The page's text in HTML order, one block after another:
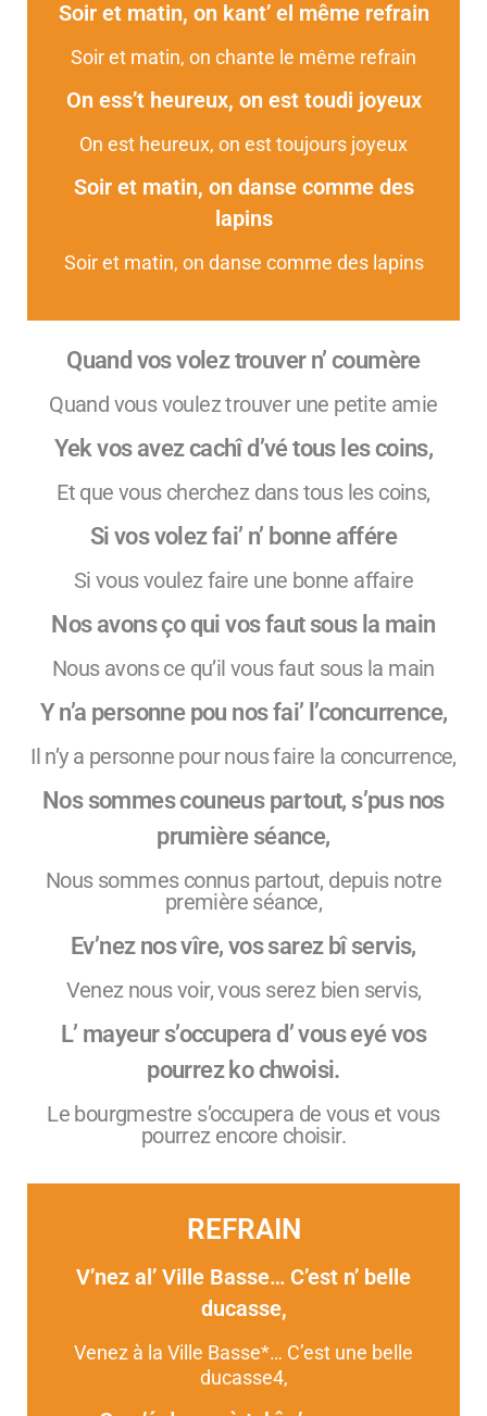
Soir et matin, on kant’ el même refrain
Soir et matin, on chante le même refrain
On ess’t heureux, on est toudi joyeux
On est heureux, on est toujours joyeux
Soir et matin, on danse comme des
lapins
Soir et matin, on danse comme des lapins
Quand vos volez trouver n’ coumère
Quand vous voulez trouver une petite amie
Yek vos avez cachî d’vé tous les coins,
Et que vous cherchez dans tous les coins,
Si vos volez fai’ n’ bonne affére
Si vous voulez faire une bonne affaire
Nos avons ço qui vos faut sous la main
Nous avons ce qu’il vous faut sous la main
Y n’a personne pou nos fai’ l’concurrence,
Il n’y a personne pour nous faire la concurrence,
Nos sommes couneus partout, s’pus nos
prumière séance,
Nous sommes connus partout, depuis notre
première séance,
Ev’nez nos vîre, vos sarez bî servis,
Venez nous voir, vous serez bien servis,
L’ mayeur s’occupera d’ vous eyé vos
pourrez ko chwoisi.
Le bourgmestre s’occupera de vous et vous
pourrez encore choisir.
REFRAIN
V’nez al’ Ville Basse… C’est n’ belle
ducasse,
Venez à la Ville Basse*… C’est une belle
ducasse4,